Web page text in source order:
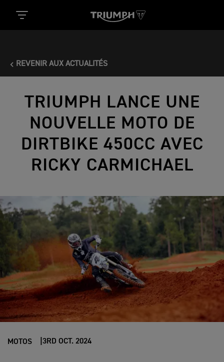
REVENIR AUX ACTUALITÉS
TRIUMPH LANCE UNE
NOUVELLE MOTO DE
DIRTBIKE 450CC AVEC
RICKY CARMICHAEL
MOTOS 3RD OCT. 2024